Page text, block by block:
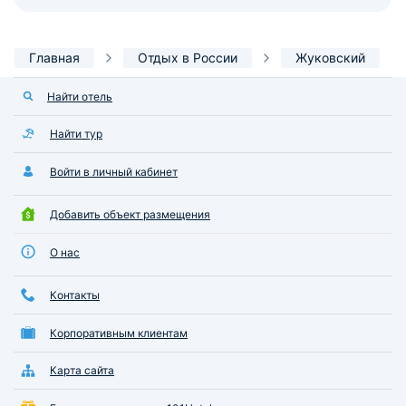
Главная Отдых в России Жуковский
Найти отель
Найти тур
Войти в личный кабинет
Добавить объект размещения
О нас
Контакты
Корпоративным клиентам
Карта сайта